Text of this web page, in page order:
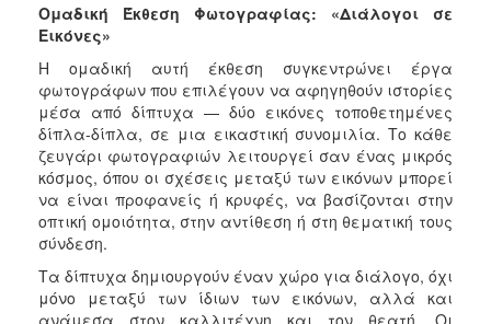
Ομαδική Έκθεση Φωτογραφίας: «Διάλογοι σε
Εικόνες»
Η ομαδική αυτή έκθεση συγκεντρώνει έργα
φωτογράφων που επιλέγουν να αφηγηθούν ιστορίες
μέσα από δίπτυχα — δύο εικόνες τοποθετημένες
δίπλα-δίπλα, σε μια εικαστική συνομιλία. Το κάθε
ζευγάρι φωτογραφιών λειτουργεί σαν ένας μικρός
κόσμος, όπου οι σχέσεις μεταξύ των εικόνων μπορεί
να είναι προφανείς ή κρυφές, να βασίζονται στην
οπτική ομοιότητα, στην αντίθεση ή στη θεματική τους
σύνδεση.
Τα δίπτυχα δημιουργούν έναν χώρο για διάλογο, όχι
μόνο μεταξύ των ίδιων των εικόνων, αλλά και
ανάμεσα στον καλλιτέχνη και τον θεατή. Οι